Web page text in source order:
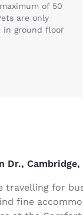
of 50
are only
in ground floor
Dr., Cambridge,
travelling for
fine